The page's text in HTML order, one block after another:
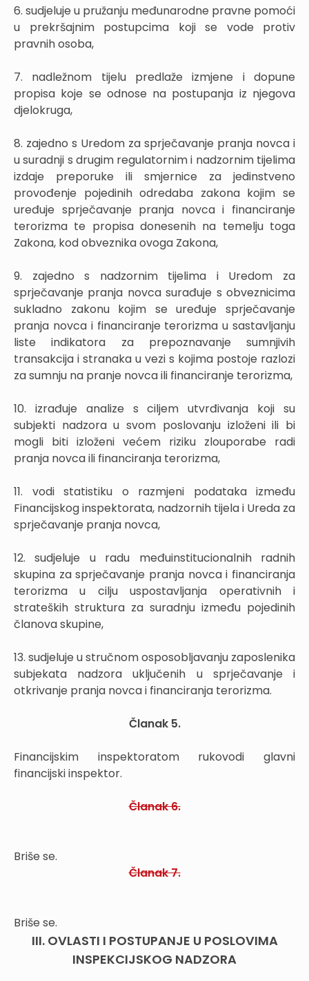
6. sudjeluje u pružanju međunarodne pravne pomoći
u prekršajnim postupcima koji se vode protiv
pravnih osoba,
7. nadležnom tijelu predlaže izmjene i dopune
propisa koje se odnose na postupanja iz njegova
djelokruga,
8. zajedno s Uredom za sprječavanje pranja novca i
u suradnji s drugim regulatornim i nadzornim tijelima
izdaje preporuke ili smjernice za jedinstveno
provođenje pojedinih odredaba zakona kojim se
uređuje sprječavanje pranja novca i financiranje
terorizma te propisa donesenih na temelju toga
Zakona, kod obveznika ovoga Zakona,
9. zajedno s nadzornim tijelima i Uredom za
sprječavanje pranja novca surađuje s obveznicima
sukladno zakonu kojim se uređuje sprječavanje
pranja novca i financiranje terorizma u sastavljanju
liste indikatora za prepoznavanje sumnjivih
transakcija i stranaka u vezi s kojima postoje razlozi
za sumnju na pranje novca ili financiranje terorizma,
10. izrađuje analize s ciljem utvrđivanja koji su
subjekti nadzora u svom poslovanju izloženi ili bi
mogli biti izloženi većem riziku zlouporabe radi
pranja novca ili financiranja terorizma,
11. vodi statistiku o razmjeni podataka između
Financijskog inspektorata, nadzornih tijela i Ureda za
sprječavanje pranja novca,
12. sudjeluje u radu međuinstitucionalnih radnih
skupina za sprječavanje pranja novca i financiranja
terorizma u cilju uspostavljanja operativnih i
strateških struktura za suradnju između pojedinih
članova skupine,
13. sudjeluje u stručnom osposobljavanju zaposlenika
subjekata nadzora uključenih u sprječavanje i
otkrivanje pranja novca i financiranja terorizma.
Članak 5.
Financijskim inspektoratom rukovodi glavni
financijski inspektor.
Članak 6.
Briše se.
Članak 7.
Briše se.
III. OVLASTI I POSTUPANJE U POSLOVIMA
INSPEKCIJSKOG NADZORA